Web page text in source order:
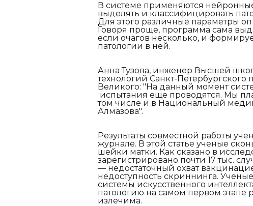
В системе применяются
выделять и классифицировать
Для этого различные параметры
Говоря проще, программа сама
если очагов несколько, и
патологии в ней.
Анна Тузова, инженер Высшей
технологий Санкт-Петербургского
Великого: "На данный момент
испытания еще проводятся. Мы
том числе и в Национальный
Алмазова".
Результаты совместной работы
журнале. В этой статье ученые
шейки матки. Как сказано в
зарегистрировано почти 17 тыс.
— недостаточный охват
недоступность скриннинга.
системы искусственного
патологию на самом первом этапе
излечима.